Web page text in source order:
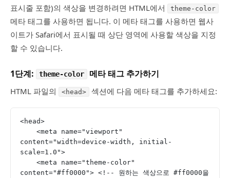
표시줄 포함)의 색상을 변경하려면 HTML에서
theme-color
메타 태그를 사용하면 됩니다. 이 메타 태그를 사용하면 웹사
이트가 Safari에서 표시될 때 상단 영역에 사용할 색상을 지정
할 수 있습니다.
1단계: theme-color 메타 태그 추가하기
HTML 파일의 <head> 섹션에 다음 메타 태그를 추가하세요:
<head>
content="width=device-width, initial-
scale=1.0">
content="#ff0000"> <!-- 원하는 색상으로 #ff0000을